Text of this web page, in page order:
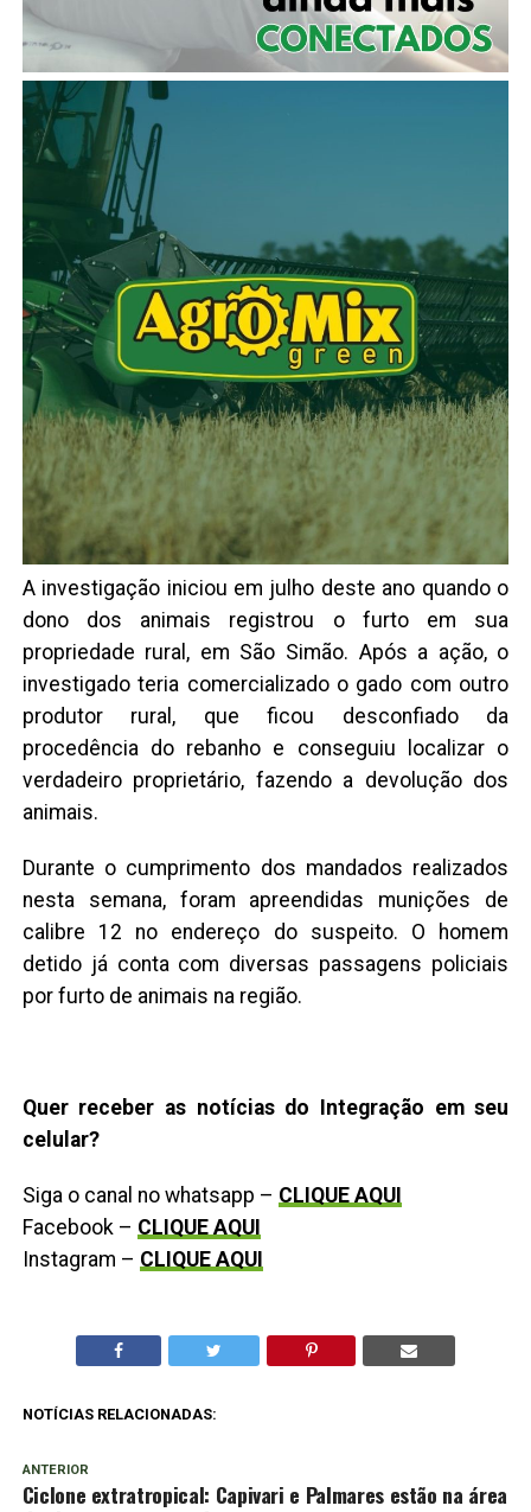
A investigação iniciou em julho deste ano quando o
dono dos animais registrou o furto em sua
propriedade rural, em São Simão. Após a ação, o
investigado teria comercializado o gado com outro
produtor rural, que ficou desconfiado da
procedência do rebanho e conseguiu localizar o
verdadeiro proprietário, fazendo a devolução dos
animais.
Durante o cumprimento dos mandados realizados
nesta semana, foram apreendidas munições de
calibre 12 no endereço do suspeito. O homem
detido já conta com diversas passagens policiais
por furto de animais na região.
Quer receber as notícias do Integração em seu
celular?
Siga o canal no whatsapp – CLIQUE AQUI
Facebook – CLIQUE AQUI
Instagram – CLIQUE AQUI
NOTÍCIAS RELACIONADAS:
ANTERIOR
Ciclone extratropical: Capivari e Palmares estão na área